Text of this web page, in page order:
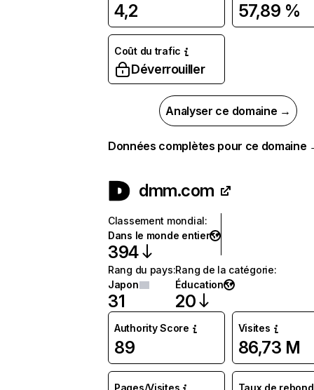
4,2 57,89 %
Coût du trafic
Déverrouiller
Analyser ce domaine →
Données complètes pour ce domaine
dmm.com
Classement mondial:
Dans le monde entier
394
Rang du pays:
Japon
31
Rang de la catégorie:
Éducation
20
Authority Score
89
Visites
86,73 M
Pages/Visites Taux de rebond